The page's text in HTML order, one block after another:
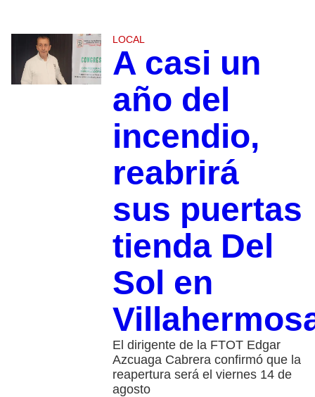
LOCAL
A casi un
año del
incendio,
reabrirá
sus puertas
tienda Del
Sol en
El dirigente de la FTOT Edgar
Azcuaga Cabrera confirmó que la
reapertura será el viernes 14 de
agosto